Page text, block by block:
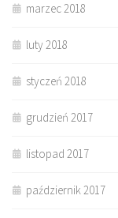
marzec 2018
luty 2018
styczeń 2018
grudzień 2017
listopad 2017
październik 2017